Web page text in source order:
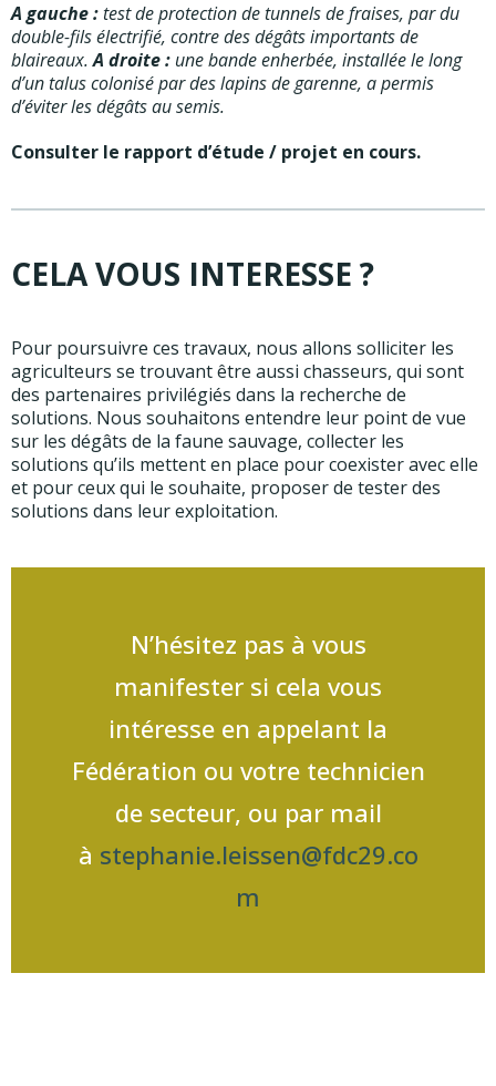
A gauche :test de protection de tunnels de fraises, par du
double-fils électrifié, contre des dégâts importants de
blaireaux.A droite : une bande enherbée, installée le long
d’un talus colonisé par des lapins de garenne, a permis
d’éviter les dégâts au semis.
Consulter le rapport d’étude / projet en cours.
CELA VOUS INTERESSE ?
Pour poursuivre ces travaux, nous allons solliciter les
agriculteurs se trouvant être aussi chasseurs, qui sont
des partenaires privilégiés dans la recherche de
solutions. Nous souhaitons entendre leur point de vue
sur les dégâts de la faune sauvage, collecter les
solutions qu’ils mettent en place pour coexister avec elle
et pour ceux qui le souhaite, proposer de tester des
solutions dans leur exploitation.
N’hésitez pas à vous
manifester si cela vous
intéresse en appelant la
Fédération ou votre technicien
de secteur, ou par mail
à stephanie.leissen@fdc29.co
m